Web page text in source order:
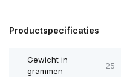
Productspecificaties
Gewicht in
grammen
25